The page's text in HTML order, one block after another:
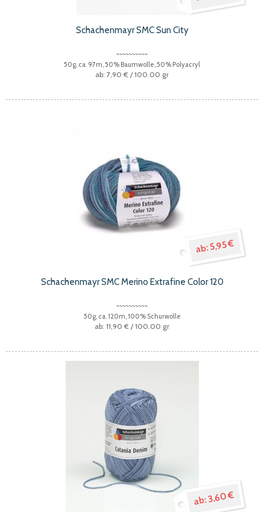
Schachenmayr SMC Sun City
50g, ca. 97m, 50% Baumwolle, 50% Polyacryl
7,90 € / 100.00 gr
5,95 €
Schachenmayr SMC Merino Extrafine Color 120
50g, ca. 120m, 100% Schurwolle
11,90 € / 100.00 gr
3,60 €